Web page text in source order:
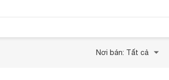
Nơi bán: Tất cả